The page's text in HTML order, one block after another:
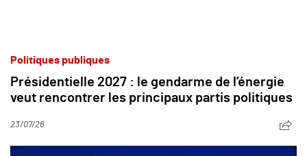
Politiques publiques
Présidentielle 2027 : le gendarme de l’énergie
veut rencontrer les principaux partis politiques
23/07/26